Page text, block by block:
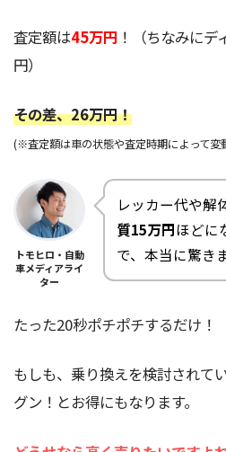
査定額は45万円 ！（ちなみに
円）
その差、26万円！
(※査定額は車の状態や査定時期によって変
トモヒロ・自動
車メディアライ
ター
レッカー代や解
質15万円ほどに
で、本当に驚き
たった20秒ポチポチするだけ！
もしも、乗り換えを検討され
グン！とお得にもなります。